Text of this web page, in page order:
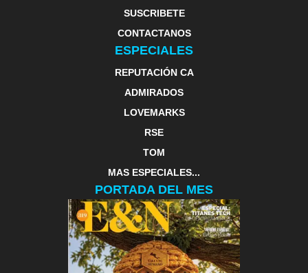
SUSCRIBETE
CONTACTANOS
ESPECIALES
REPUTACIÓN CA
ADMIRADOS
LOVEMARKS
RSE
TOM
MAS ESPECIALES...
PORTADA DEL MES